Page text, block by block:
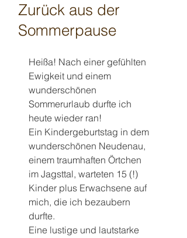
Zurück aus der
Sommerpause
Heißa! Nach einer gefühlten
Ewigkeit und einem
wunderschönen
Sommerurlaub durfte ich
heute wieder ran!
Ein Kindergeburtstag in dem
wunderschönen Neudenau,
einem traumhaften Örtchen
im Jagsttal, warteten 15 (!)
Kinder plus Erwachsene auf
mich, die ich bezaubern
durfte.
Eine lustige und lautstarke